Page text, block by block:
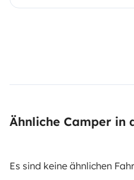
Ähnliche Camper in
Es sind keine ähnlichen